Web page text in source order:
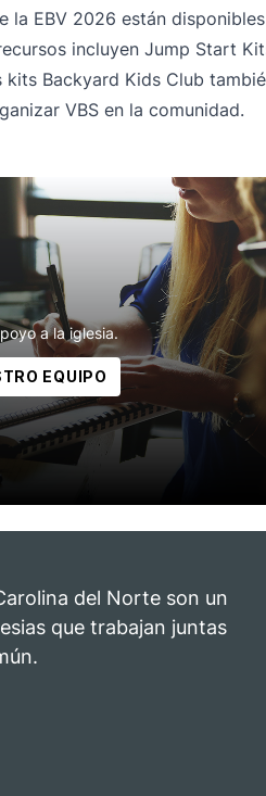
la EBV 2026 están
incluyen Jump Start
kits Backyard Kids Club
VBS en la comunidad.
a la iglesia.
EQUIPO
del Norte son un
que trabajan juntas